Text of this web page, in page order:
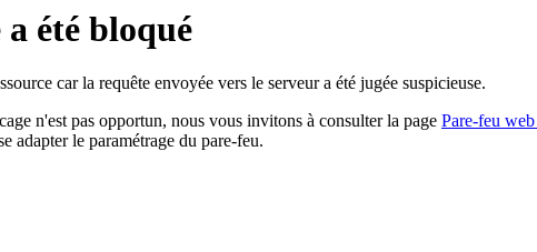
a été bloqué
car la requête envoyée vers le serveur a été jugée suspicieuse.
n'est pas opportun, nous vous invitons à consulter la page Pare-feu
adapter le paramétrage du pare-feu.